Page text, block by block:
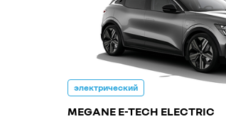
электрический
MEGANE E-TECH ELECTRIC